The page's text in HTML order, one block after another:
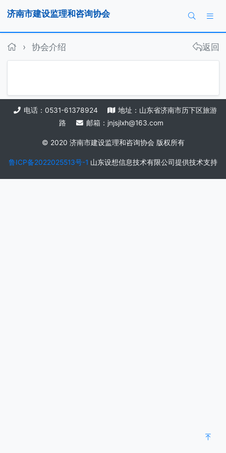
济南市建设监理和咨询协会
› 协会介绍
电话：0531-61378924
地址：山东省济南市历下
© 2020 济南市建设监理和咨询协会 版权所有
鲁ICP备2022025513号-1 山东设想信息技术有限公司提供技